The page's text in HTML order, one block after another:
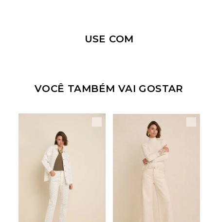
Selecione o tamanho que você deseja:
USE COM
VOCÊ TAMBÉM VAI GOSTAR